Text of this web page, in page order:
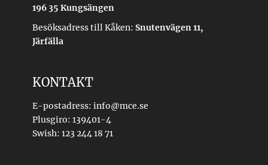
196 35 Kungsängen
Besöksadress till Kåken: Snutenvägen 11,
Järfälla
KONTAKT
E-postadress: info@mce.se
Plusgiro: 139401-4
Swish: 123 244 18 71